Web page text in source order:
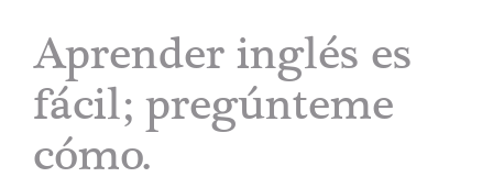
Aprender inglés es
fácil; pregúnteme
cómo.